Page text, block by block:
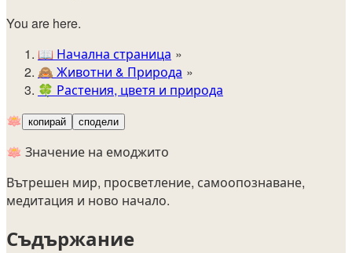
You are here.
📖 Начална страница
🙈️ Животни & Природа
🍀 Растения, цветя и природа
🪷
копирай сподели
🪷 Значение на емоджито
Вътрешен мир, просветление, самоопознаване,
медитация и ново начало.
Съдържание